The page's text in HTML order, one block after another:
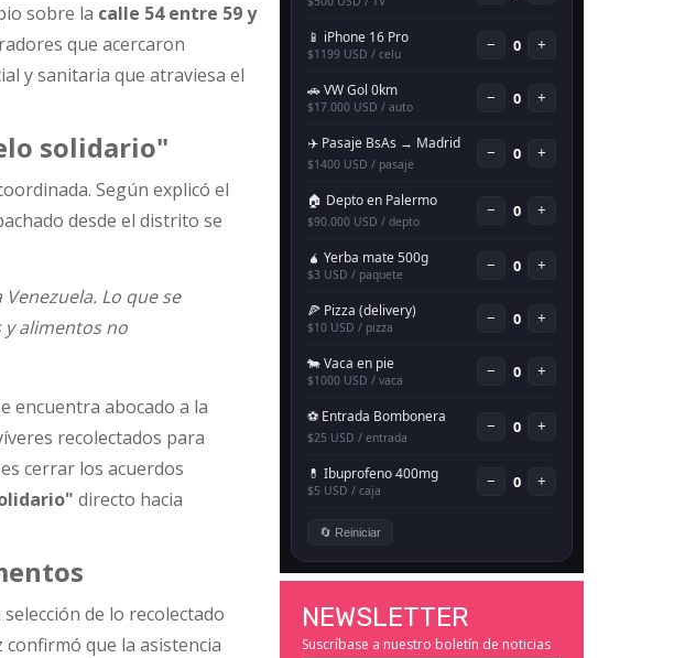
sobre la calle 54 entre 59 y
que acercaron
y sanitaria que atraviesa el
solidario"
Según explicó el
desde el distrito se
Lo que se
alimentos no
encuentra abocado a la
recolectados para
cerrar los acuerdos
directo hacia
de lo recolectado
que la asistencia
NEWSLETTER
Suscríbase a nuestro boletín de noticias